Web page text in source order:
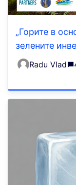
„Горите в
зелените
Radu Vlad